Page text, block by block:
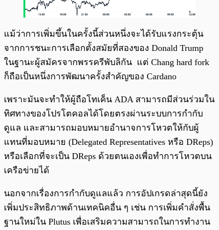
แม้ว่าการเพิ่มขึ้นในครั้งนี้ส่วนหนึ่งจะได้รับแรงกระตุ้น
จากการชนะการเลือกตั้งสมัยที่สองของ Donald Trump
ในฐานะผู้สมัครจากพรรครีพับลิกัน แต่ Chang hard fork
ก็ถือเป็นหนึ่งการพัฒนาครั้งสำคัญของ Cardano
เพราะมันจะทำให้ผู้ถือโทเค็น ADA สามารถมีส่วนร่วมใน
ทิศทางของโปรโตคอลได้โดยตรงผ่านระบบการกำกับ
ดูแล และสามารถมอบหมายอำนาจการโหวตให้กับผู้
แทนที่มอบหมาย (Delegated Representatives หรือ DReps)
หรือเลือกที่จะเป็น DReps ด้วยตนเองเพื่อทำการโหวตบน
เครือข่ายได้
นอกจากเรื่องการกำกับดูแลแล้ว การอัปเกรดล่าสุดนี้ยัง
เพิ่มประสิทธิภาพด้านเทคนิคอื่น ๆ เช่น การเพิ่มคำสั่งพื้น
ฐานใหม่ใน Plutus เพื่อเสริมความสามารถในการทำงาน